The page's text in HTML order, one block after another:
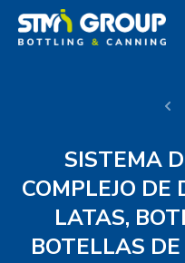
SISTEMA
COMPLEJO DE
LATAS,
BOTELLAS